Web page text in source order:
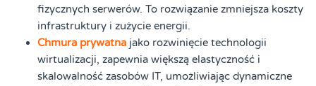
fizycznych serwerów. To rozwiązanie zmniejsza koszty
infrastruktury i zużycie energii.
Chmura prywatna jako rozwinięcie technologii
wirtualizacji, zapewnia większą elastyczność i
skalowalność zasobów IT, umożliwiając dynamiczne